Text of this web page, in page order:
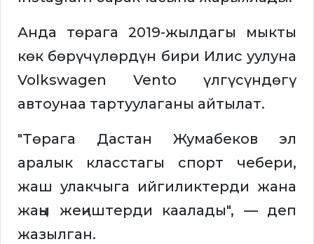
Анда төрага 2019-жылдагы мыкты
көк бөрүчүлөрдүн бири Илис уулуна
Volkswagen Vento үлгүсүндөгү
автоунаа тартуулаганы айтылат.
"Төрага Дастан Жумабеков эл
аралык класстагы спорт чебери,
жаш улакчыга ийгиликтерди жана
жаңы жеңиштерди каалады", — деп
жазылган.